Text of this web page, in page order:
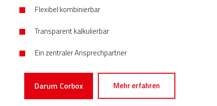
Flexibel kombinierbar
Transparent kalkulierbar
Ein zentralerAnsprechpartner
Darum Corbox Mehr erfahren